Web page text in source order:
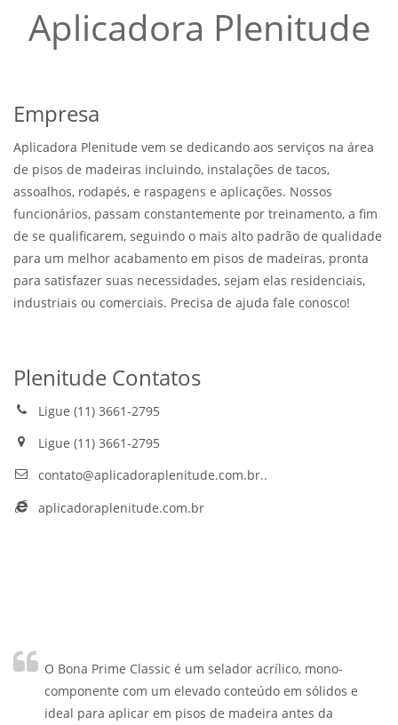
Aplicadora Plenitude
Empresa
Aplicadora Plenitude vem se dedicando aos serviços na área
de pisos de madeiras incluindo, instalações de tacos,
assoalhos, rodapés, e raspagens e aplicações. Nossos
funcionários, passam constantemente por treinamento, a fim
de se qualificarem, seguindo o mais alto padrão de qualidade
para um melhor acabamento em pisos de madeiras, pronta
para satisfazer suas necessidades, sejam elas residenciais,
industriais ou comerciais. Precisa de ajuda fale conosco!
Plenitude Contatos
Ligue (11) 3661-2795
Ligue (11) 3661-2795
contato@aplicadoraplenitude.com.br..
aplicadoraplenitude.com.br
O Bona Prime Classic é um selador acrílico, mono-
componente com um elevado conteúdo em sólidos e
ideal para aplicar em pisos de madeira antes da